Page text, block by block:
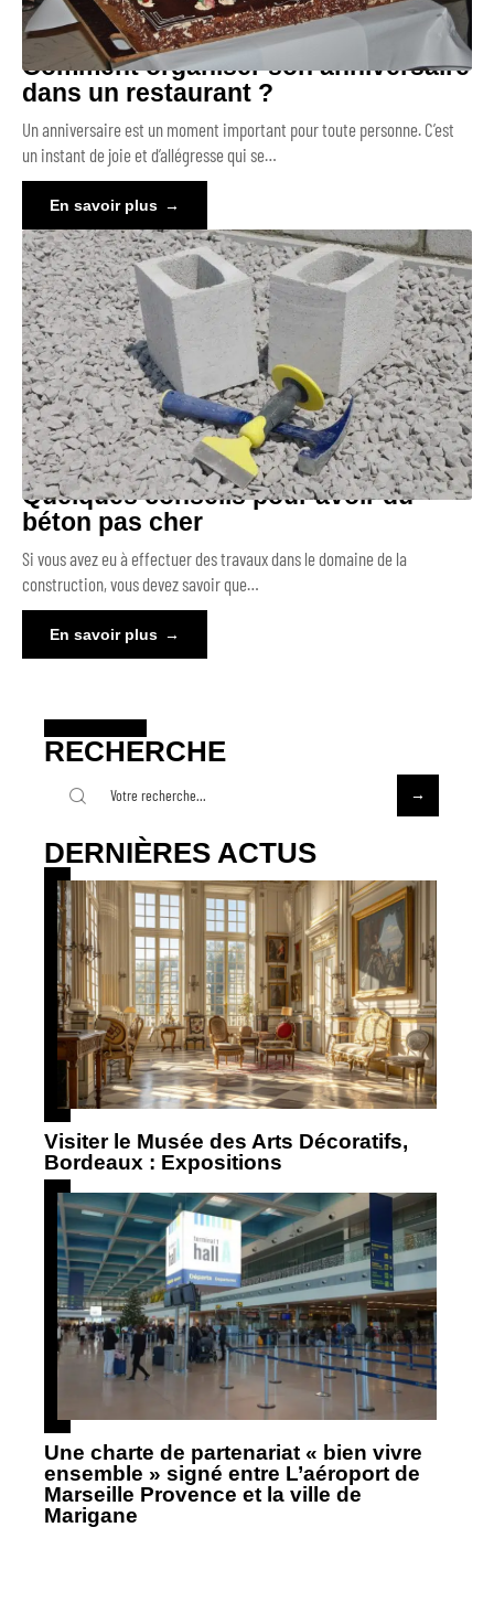
Comment organiser son anniversaire
dans un restaurant ?
Un anniversaire est un moment important pour toute personne. C’est
un instant de joie et d’allégresse qui se…
En savoir plus
Quelques conseils pour avoir du
béton pas cher
Si vous avez eu à effectuer des travaux dans le domaine de la
construction, vous devez savoir que…
En savoir plus
RECHERCHE
DERNIÈRES ACTUS
Visiter le Musée des Arts Décoratifs,
Bordeaux : Expositions
Une charte de partenariat « bien vivre
ensemble » signé entre L’aéroport de
Marseille Provence et la ville de
Marigane